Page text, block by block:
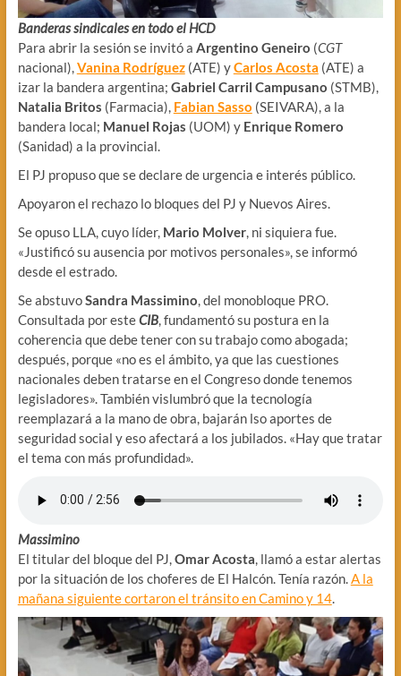
Banderas sindicales en todo el HCD
Para abrir la sesión se invitó a Argentino Geneiro (CGT
nacional),Vanina Rodríguez(ATE) yCarlos Acosta (ATE) a
izar la bandera argentina; Gabriel Carril Campusano (STMB),
Natalia Britos (Farmacia), Fabian Sasso (SEIVARA), a la
bandera local; Manuel Rojas (UOM) y Enrique Romero
(Sanidad) a la provincial.
El PJ propuso que se declare de urgencia e interés público.
Apoyaron el rechazo lo bloques del PJ y Nuevos Aires.
Se opuso LLA, cuyo líder, Mario Molver, ni siquiera fue.
«Justificó su ausencia por motivos personales», se informó
desde el estrado.
Se abstuvoSandra Massimino, del monobloque PRO.
Consultada por esteCIB, fundamentó su postura en la
coherencia que debe tener con su trabajo como abogada;
después, porque «no es el ámbito, ya que las cuestiones
nacionales deben tratarse en el Congreso donde tenemos
legisladores». También vislumbró que la tecnología
reemplazará a la mano de obra, bajarán lso aportes de
seguridad social y eso afectará a los jubilados. «Hay que tratar
el tema con más profundidad».
Massimino
El titular del bloque del PJ,Omar Acosta, llamó a estar alertas
por la situación de los choferes de El Halcón. Tenía razón.A la
mañana siguiente cortaron el tránsito en Camino y 14.